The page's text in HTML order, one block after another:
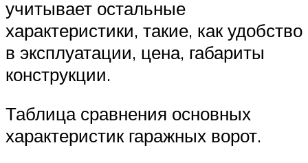
учитывает остальные
характеристики, такие, как удобство
в эксплуатации, цена, габариты
конструкции.
Таблица сравнения основных
характеристик гаражных ворот.